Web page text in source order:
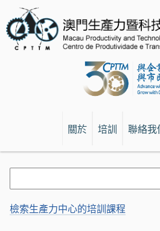
關於 培訓 聯絡我
檢索生產力中心的培訓課程